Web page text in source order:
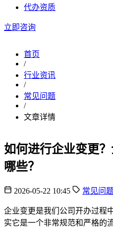
代办资质
立即咨询
首页
/
行业资讯
/
常见问题
/
文章详情
如何进行企业变更
哪些？
2026-05-22 10:45 常见问题
企业变更是我们公司开办过程
实它是一个非常规范和严格的